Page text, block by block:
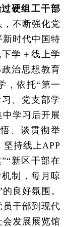
过硬组工干部
不断强化党
时代中国特
学＋线上学
治思想教育
，依托“第一
、党支部学
学习后开展
、谈贯彻举
持线上APP
新区干部在
制，每月晾
良好氛围。
干部到现代
发展展览馆